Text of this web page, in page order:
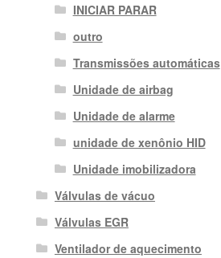
INICIAR PARAR
outro
Transmissões automáticas
Unidade de airbag
Unidade de alarme
unidade de xenônio HID
Unidade imobilizadora
Válvulas de vácuo
Válvulas EGR
Ventilador de aquecimento